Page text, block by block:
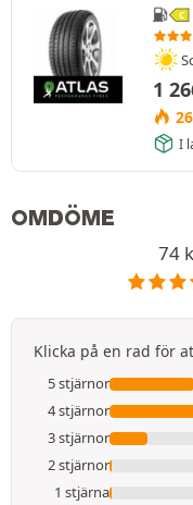
C
1
I
OMDÖME
74
Klicka på en rad för
5 stjärnor
4 stjärnor
3 stjärnor
2 stjärnor
1 stjärna